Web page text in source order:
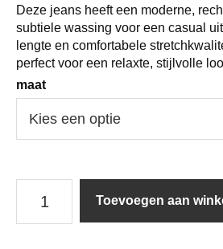
Deze jeans heeft een moderne,
subtiele wassing voor een casual
lengte en comfortabele
perfect voor een relaxte, stijlvolle
maat
Jeans
Toevoegen aan